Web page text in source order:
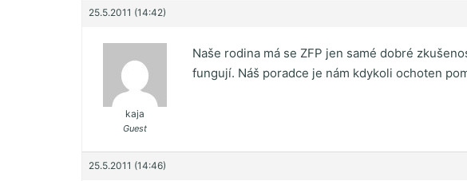
25.5.2011 (14:42)
kaja
Guest
Naše rodina má se ZFP jen samé dobré
fungují. Náš poradce je nám kdykoli ochoten
25.5.2011 (14:46)